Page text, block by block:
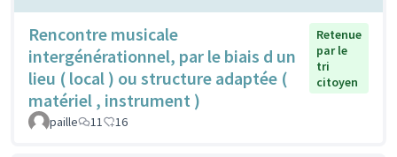
Rencontre musicale
intergénérationnel, par le biais d un
lieu ( local ) ou structure adaptée (
matériel , instrument )
Retenue
par le
tri
citoyen
paille 11 16